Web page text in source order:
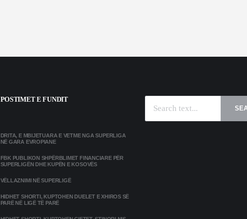
POSTIMET E FUNDIT
DRITA, E MBIJETUARA E VETME NGA SUPERLIGA
NË GARA EVROPIANE
FBK PUBLIKON SHPËRBLIMET FINANCIARE PËR
SUPERLIGËN DHE KUPËN E KOSOVËS
VËLLAZNIMI NË SUPERLIGË
HIDHET SHORTI, KUPTOHEN DUELET E XHIROS SË
PARË NË LIGË TË PARË